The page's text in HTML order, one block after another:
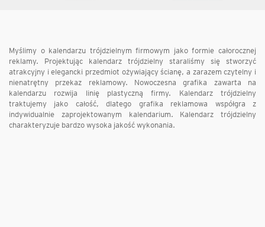
Myślimy o kalendarzu trójdzielnym firmowym jako formie całorocznej
reklamy. Projektując kalendarz trójdzielny staraliśmy się stworzyć
atrakcyjny i elegancki przedmiot ożywiający ścianę, a zarazem czytelny i
nienatrętny przekaz reklamowy. Nowoczesna grafika zawarta na
kalendarzu rozwija linię plastyczną firmy. Kalendarz trójdzielny
traktujemy jako całość, dlatego grafika reklamowa współgra z
indywidualnie zaprojektowanym kalendarium. Kalendarz trójdzielny
charakteryzuje bardzo wysoka jakość wykonania.